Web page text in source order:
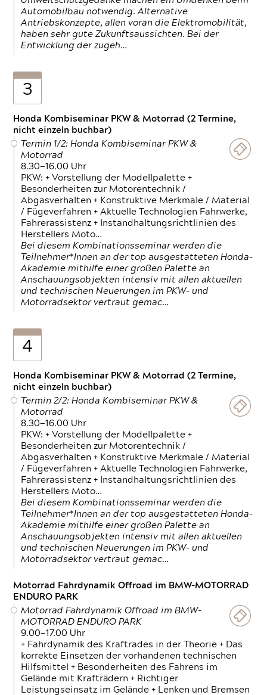
Automobilbau notwendig. Alternative
Antriebskonzepte, allen voran die Elektromobilität,
haben sehr gute Zukunftsaussichten. Bei der
Entwicklung der zugeh…
3
Honda Kombiseminar PKW & Motorrad (2 Termine,
nicht einzeln buchbar)
Termin 1/2: Honda Kombiseminar PKW &
Motorrad
8.30—16.00 Uhr
PKW: + Vorstellung der Modellpalette +
Besonderheiten zur Motorentechnik /
Abgasverhalten + Konstruktive Merkmale / Material
/ Fügeverfahren + Aktuelle Technologien Fahrwerke,
Fahrerassistenz + Instandhaltungsrichtlinien des
Herstellers Moto…
Bei diesem Kombinationsseminar werden die
Teilnehmer*Innen an der top ausgestatteten Honda-
Akademie mithilfe einer großen Palette an
Anschauungsobjekten intensiv mit allen aktuellen
und technischen Neuerungen im PKW- und
Motorradsektor vertraut gemac…
4
Honda Kombiseminar PKW & Motorrad (2 Termine,
nicht einzeln buchbar)
Termin 2/2: Honda Kombiseminar PKW &
Motorrad
8.30—16.00 Uhr
PKW: + Vorstellung der Modellpalette +
Besonderheiten zur Motorentechnik /
Abgasverhalten + Konstruktive Merkmale / Material
/ Fügeverfahren + Aktuelle Technologien Fahrwerke,
Fahrerassistenz + Instandhaltungsrichtlinien des
Herstellers Moto…
Bei diesem Kombinationsseminar werden die
Teilnehmer*Innen an der top ausgestatteten Honda-
Akademie mithilfe einer großen Palette an
Anschauungsobjekten intensiv mit allen aktuellen
und technischen Neuerungen im PKW- und
Motorradsektor vertraut gemac…
Motorrad Fahrdynamik Offroad im BMW-MOTORRAD
ENDURO PARK
Motorrad Fahrdynamik Offroad im BMW-
MOTORRAD ENDURO PARK
9.00—17.00 Uhr
+ Fahrdynamik des Kraftrades in der Theorie + Das
korrekte Einsetzen der vorhandenen technischen
Hilfsmittel + Besonderheiten des Fahrens im
Gelände mit Krafträdern + Richtiger
Leistungseinsatz im Gelände + Lenken und Bremsen